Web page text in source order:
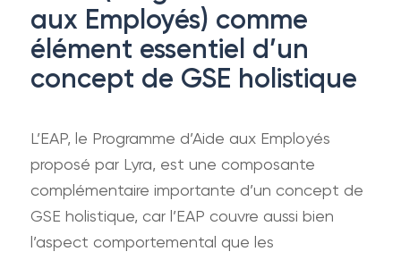
aux Employés) comme
élément essentiel d’un
concept de GSE holistique
L’EAP, le Programme d’Aide aux Employés
proposé par Lyra, est une composante
complémentaire importante d’un concept de
GSE holistique, car l’EAP couvre aussi bien
l’aspect comportemental que les